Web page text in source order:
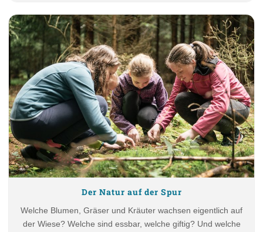
Der Natur auf der Spur
Welche Blumen, Gräser und Kräuter wachsen eigentlich auf
der Wiese? Welche sind essbar, welche giftig? Und welche